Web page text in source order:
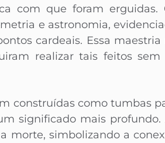
com que foram erguidas.
e astronomia,
cardeais. Essa maestria
realizar tais feitos sem
construídas como tumbas
significado mais profundo.
morte, simbolizando a